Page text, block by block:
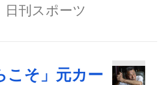
日刊スポーツ
こそ」元カー